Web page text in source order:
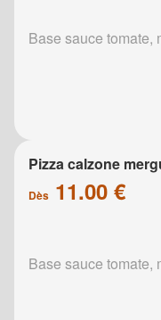
Base sauce tomate,
Pizza calzone
Dès 11.00 €
Base sauce tomate,